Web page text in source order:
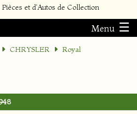
et d'Autos de Collection
Menu ☰
CHRYSLER Royal